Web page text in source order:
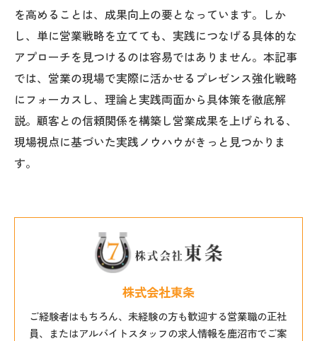
を高めることは、成果向上の要となっています。しか
し、単に営業戦略を立てても、実践につなげる具体的な
アプローチを見つけるのは容易ではありません。本記事
では、営業の現場で実際に活かせるプレゼンス強化戦略
にフォーカスし、理論と実践両面から具体策を徹底解
説。顧客との信頼関係を構築し営業成果を上げられる、
現場視点に基づいた実践ノウハウがきっと見つかりま
す。
株式会社東条
ご経験者はもちろん、未経験の方も歓迎する営業職の正社
員、またはアルバイトスタッフの求人情報を鹿沼市でご案